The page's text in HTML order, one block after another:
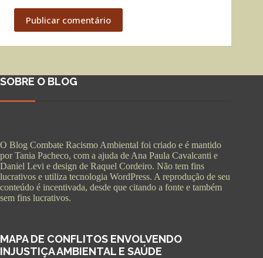
Publicar comentário
SOBRE O BLOG
O Blog Combate Racismo Ambiental foi criado e é mantido
por Tania Pacheco, com a ajuda de Ana Paula Cavalcanti e
Daniel Levi e design de Raquel Cordeiro. Não tem fins
lucrativos e utiliza tecnologia WordPress. A reprodução de seu
conteúdo é incentivada, desde que citando a fonte e também
sem fins lucrativos.
MAPA DE CONFLITOS ENVOLVENDO
INJUSTIÇA AMBIENTAL E SAÚDE